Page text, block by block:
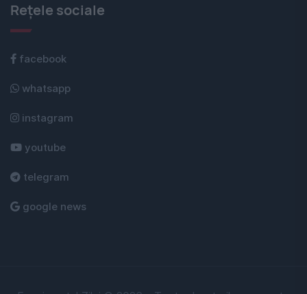
Rețele sociale
facebook
whatsapp
instagram
youtube
telegram
google news